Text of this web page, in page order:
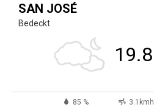
SAN JOSÉ
Bedeckt
19.8
85 % 3.1kmh